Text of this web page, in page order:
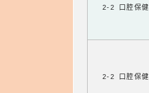
2-2 口腔保健
2-2 口腔保健